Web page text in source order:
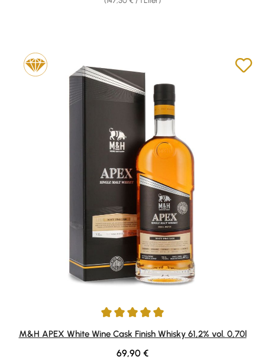
Durchschnittliche Bewertung von 5 von 5 Sternen
M&H APEX White Wine Cask Finish Whisky 61,2% vol. 0,70l
Regulärer Preis:
69,90 €